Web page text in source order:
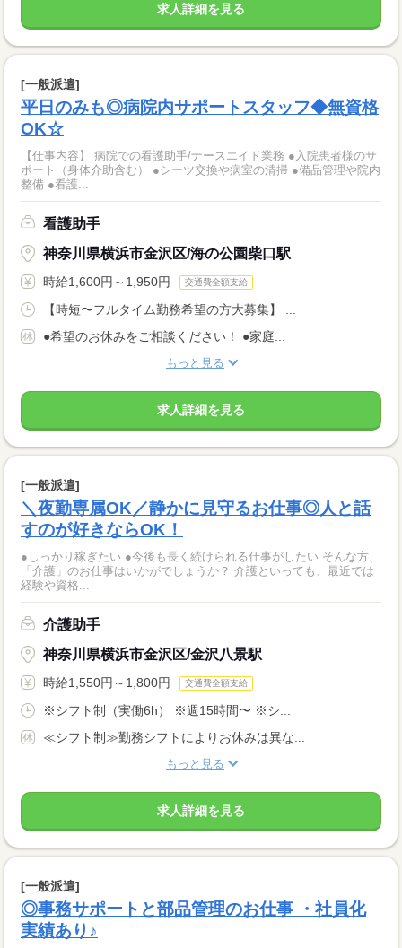
求人詳細を見る
[一般派遣]
平日のみも◎病院内サポートスタッフ◆無資格
OK☆
【仕事内容】 病院での看護助手/ナースエイド業務 ●入院患者様のサ
ポート（身体介助含む） ●シーツ交換や病室の清掃 ●備品管理や院内
整備 ●看護...
看護助手
神奈川県横浜市金沢区/海の公園柴口駅
時給1,600円～1,950円 交通費全額支給
【時短〜フルタイム勤務希望の方大募集】 ...
●希望のお休みをご相談ください！ ●家庭...
もっと見る
求人詳細を見る
[一般派遣]
＼夜勤専属OK／静かに見守るお仕事◎人と話
すのが好きならOK！
●しっかり稼ぎたい ●今後も長く続けられる仕事がしたい そんな方、
「介護」のお仕事はいかがでしょうか？ 介護といっても、最近では
経験や資格...
介護助手
神奈川県横浜市金沢区/金沢八景駅
時給1,550円～1,800円 交通費全額支給
※シフト制（実働6h） ※週15時間〜 ※シ...
≪シフト制≫勤務シフトによりお休みは異な...
もっと見る
求人詳細を見る
[一般派遣]
◎事務サポートと部品管理のお仕事 ・社員化
実績あり♪